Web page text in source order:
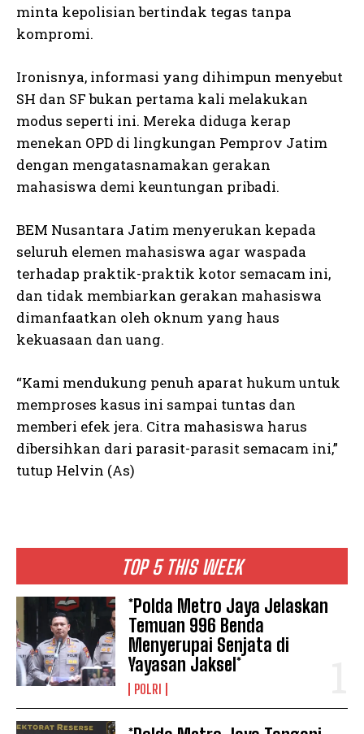
TOP 5 THIS WEEK
*Polda Metro Jaya Jelaskan
Temuan 996 Benda
Menyerupai Senjata di
Yayasan Jaksel*
POLRI
minta kepolisian bertindak tegas tanpa
kompromi.
Ironisnya, informasi yang dihimpun menyebut
SH dan SF bukan pertama kali melakukan
modus seperti ini. Mereka diduga kerap
menekan OPD di lingkungan Pemprov Jatim
dengan mengatasnamakan gerakan
mahasiswa demi keuntungan pribadi.
BEM Nusantara Jatim menyerukan kepada
seluruh elemen mahasiswa agar waspada
terhadap praktik-praktik kotor semacam ini,
dan tidak membiarkan gerakan mahasiswa
dimanfaatkan oleh oknum yang haus
kekuasaan dan uang.
“Kami mendukung penuh aparat hukum untuk
memproses kasus ini sampai tuntas dan
memberi efek jera. Citra mahasiswa harus
dibersihkan dari parasit-parasit semacam ini,”
tutup Helvin (As)